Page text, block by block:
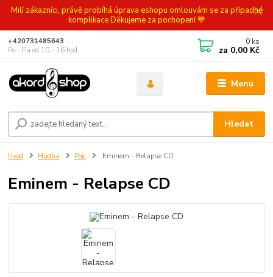
Milí zákazníci, právě probíhá úprava eshopu omlouvám se za případné
komplikace Děkujeme za pochopení 💙
Menu
Hledat
+420731485643
Po - Pá od 10 - 16 hod.
0 ks
za 0,00 Kč
Úvod Hudba Pop Eminem - Relapse CD
Eminem - Relapse CD